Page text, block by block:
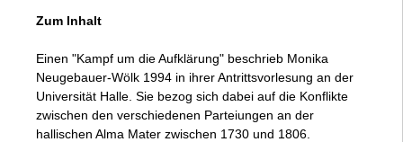
Zum Inhalt
Einen "Kampf um die Aufklärung" beschrieb Monika
Neugebauer-Wölk 1994 in ihrer Antrittsvorlesung an der
Universität Halle. Sie bezog sich dabei auf die Konflikte
zwischen den verschiedenen Parteiungen an der
hallischen Alma Mater zwischen 1730 und 1806.